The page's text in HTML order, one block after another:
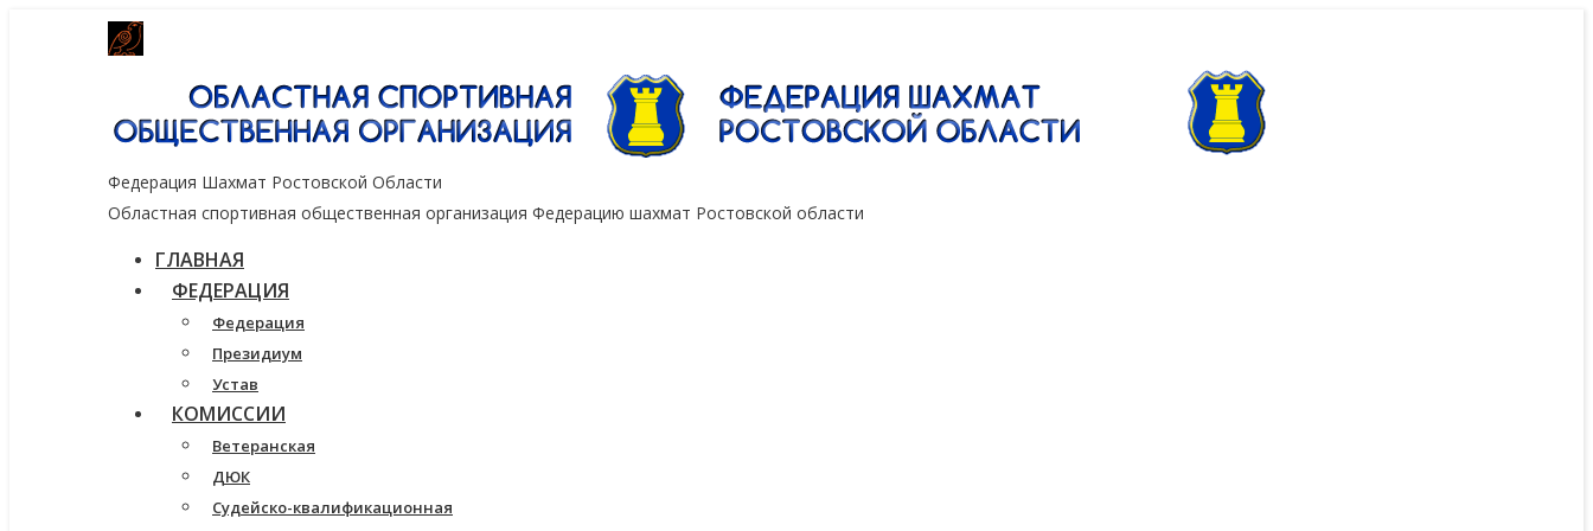
Федерация Шахмат Ростовской Области
Областная спортивная общественная организация Федерацию шахмат Ростовской области
ГЛАВНАЯ
ФЕДЕРАЦИЯ
Федерация
Президиум
Устав
КОМИССИИ
Ветеранская
ДЮК
Судейско-квалификационная